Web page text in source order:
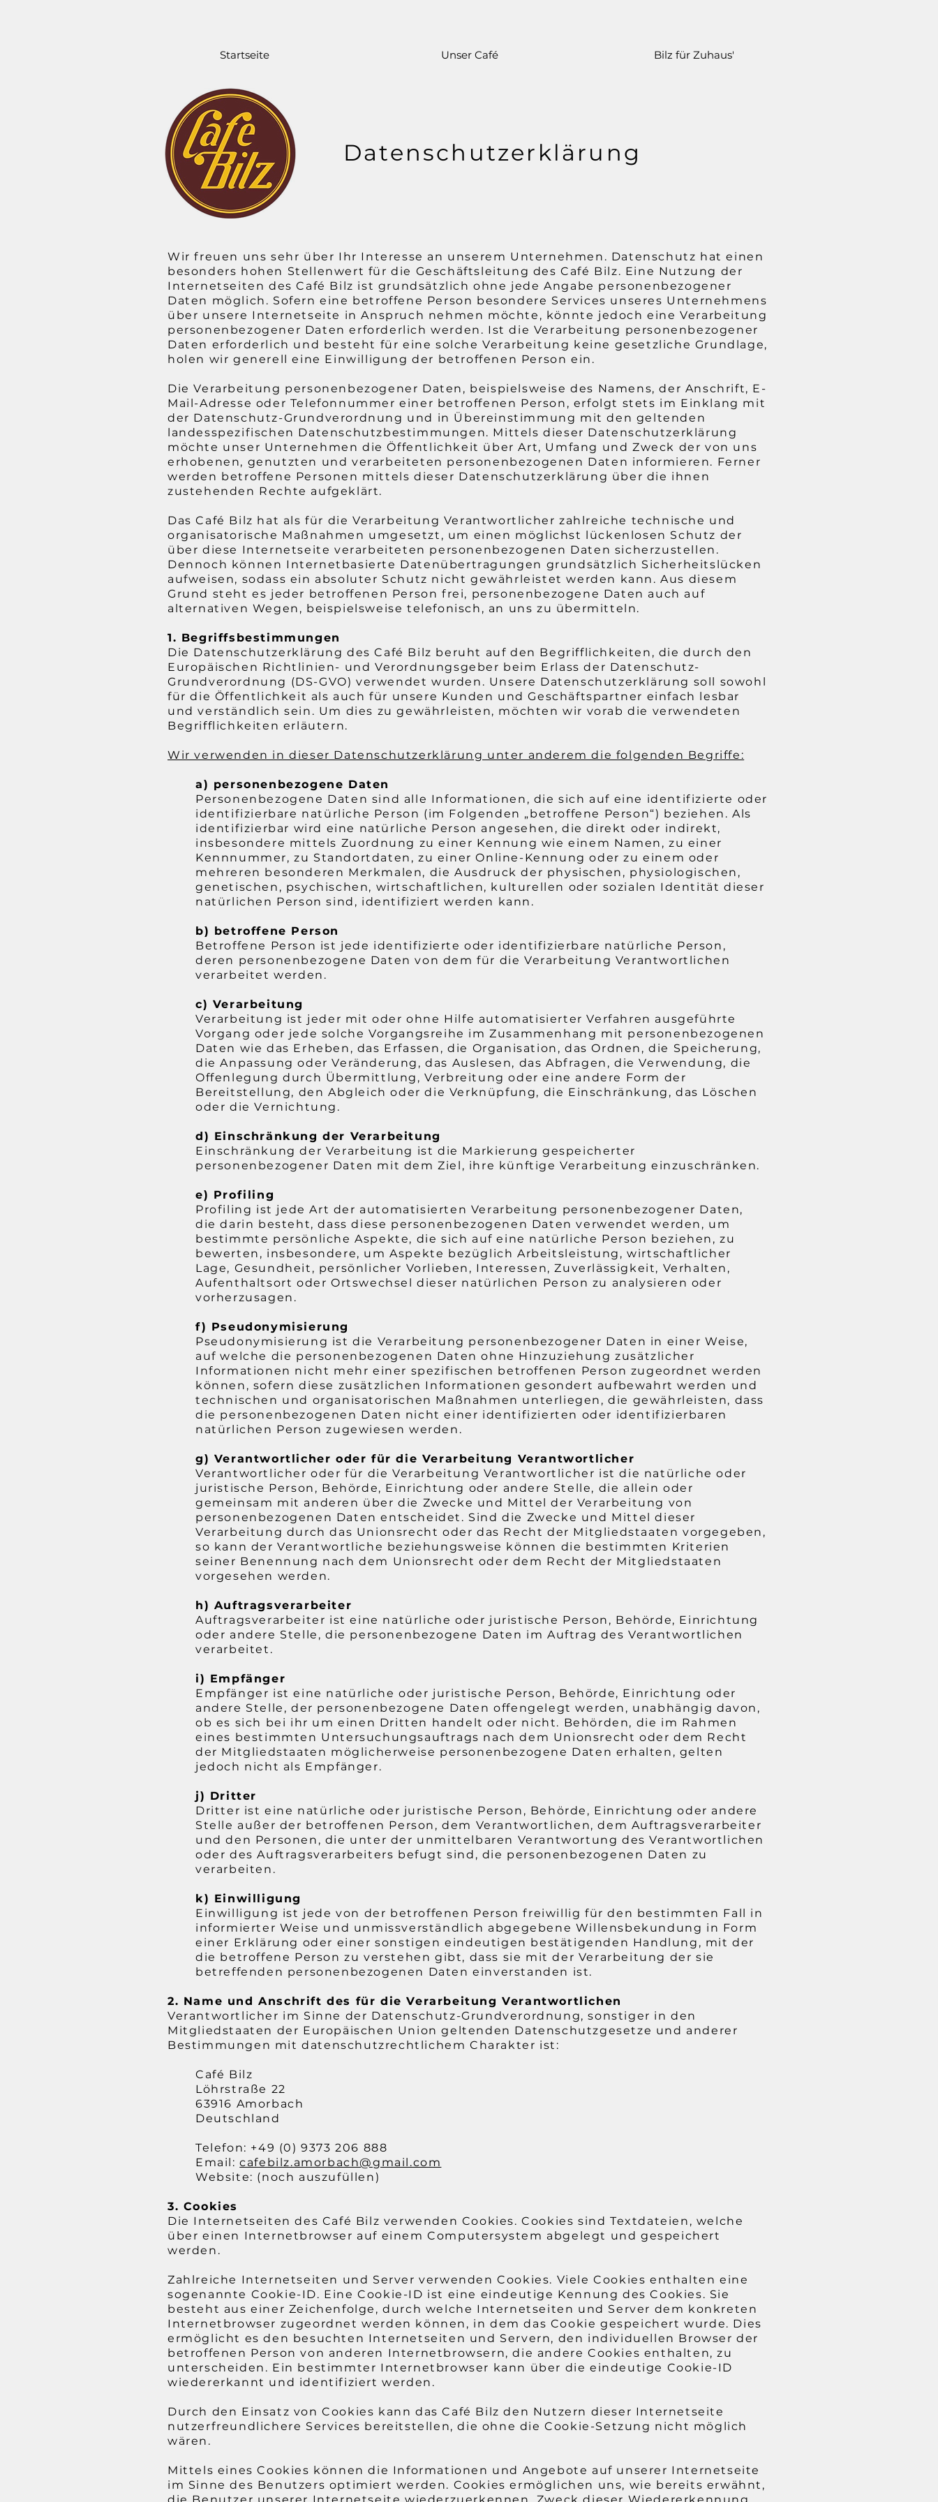
Startseite Unser Café Bilz für Zuhaus'
Datenschutzerklärung
Wir freuen uns sehr über Ihr Interesse an unserem Unternehmen. Datenschutz hat einen
besonders hohen Stellenwert für die Geschäftsleitung des Café Bilz. Eine Nutzung der
Internetseiten des Café Bilz ist grundsätzlich ohne jede Angabe personenbezogener
Daten möglich. Sofern eine betroffene Person besondere Services unseres Unternehmens
über unsere Internetseite in Anspruch nehmen möchte, könnte jedoch eine Verarbeitung
personenbezogener Daten erforderlich werden. Ist die Verarbeitung personenbezogener
Daten erforderlich und besteht für eine solche Verarbeitung keine gesetzliche Grundlage,
holen wir generell eine Einwilligung der betroffenen Person ein.
Die Verarbeitung personenbezogener Daten, beispielsweise des Namens, der Anschrift, E-
Mail-Adresse oder Telefonnummer einer betroffenen Person, erfolgt stets im Einklang mit
der Datenschutz-Grundverordnung und in Übereinstimmung mit den geltenden
landesspezifischen Datenschutzbestimmungen. Mittels dieser Datenschutzerklärung
möchte unser Unternehmen die Öffentlichkeit über Art, Umfang und Zweck der von uns
erhobenen, genutzten und verarbeiteten personenbezogenen Daten informieren. Ferner
werden betroffene Personen mittels dieser Datenschutzerklärung über die ihnen
zustehenden Rechte aufgeklärt.
Das Café Bilz hat als für die Verarbeitung Verantwortlicher zahlreiche technische und
organisatorische Maßnahmen umgesetzt, um einen möglichst lückenlosen Schutz der
über diese Internetseite verarbeiteten personenbezogenen Daten sicherzustellen.
Dennoch können Internetbasierte Datenübertragungen grundsätzlich Sicherheitslücken
aufweisen, sodass ein absoluter Schutz nicht gewährleistet werden kann. Aus diesem
Grund steht es jeder betroffenen Person frei, personenbezogene Daten auch auf
alternativen Wegen, beispielsweise telefonisch, an uns zu übermitteln.
1. Begriffsbestimmungen
Die Datenschutzerklärung des Café Bilz beruht auf den Begrifflichkeiten, die durch den
Europäischen Richtlinien- und Verordnungsgeber beim Erlass der Datenschutz-
Grundverordnung (DS-GVO) verwendet wurden. Unsere Datenschutzerklärung soll sowohl
für die Öffentlichkeit als auch für unsere Kunden und Geschäftspartner einfach lesbar
und verständlich sein. Um dies zu gewährleisten, möchten wir vorab die verwendeten
Begrifflichkeiten erläutern.
Wir verwenden in dieser Datenschutzerklärung unter anderem die folgenden Begriffe:
a) personenbezogene Daten
Personenbezogene Daten sind alle Informationen, die sich auf eine identifizierte oder
identifizierbare natürliche Person (im Folgenden „betroffene Person“) beziehen. Als
identifizierbar wird eine natürliche Person angesehen, die direkt oder indirekt,
insbesondere mittels Zuordnung zu einer Kennung wie einem Namen, zu einer
Kennnummer, zu Standortdaten, zu einer Online-Kennung oder zu einem oder
mehreren besonderen Merkmalen, die Ausdruck der physischen, physiologischen,
genetischen, psychischen, wirtschaftlichen, kulturellen oder sozialen Identität dieser
natürlichen Person sind, identifiziert werden kann.
b) betroffene Person
Betroffene Person ist jede identifizierte oder identifizierbare natürliche Person,
deren personenbezogene Daten von dem für die Verarbeitung Verantwortlichen
verarbeitet werden.
c) Verarbeitung
Verarbeitung ist jeder mit oder ohne Hilfe automatisierter Verfahren ausgeführte
Vorgang oder jede solche Vorgangsreihe im Zusammenhang mit personenbezogenen
Daten wie das Erheben, das Erfassen, die Organisation, das Ordnen, die Speicherung,
die Anpassung oder Veränderung, das Auslesen, das Abfragen, die Verwendung, die
Offenlegung durch Übermittlung, Verbreitung oder eine andere Form der
Bereitstellung, den Abgleich oder die Verknüpfung, die Einschränkung, das Löschen
oder die Vernichtung.
d) Einschränkung der Verarbeitung
Einschränkung der Verarbeitung ist die Markierung gespeicherter
personenbezogener Daten mit dem Ziel, ihre künftige Verarbeitung einzuschränken.
e) Profiling
Profiling ist jede Art der automatisierten Verarbeitung personenbezogener Daten,
die darin besteht, dass diese personenbezogenen Daten verwendet werden, um
bestimmte persönliche Aspekte, die sich auf eine natürliche Person beziehen, zu
bewerten, insbesondere, um Aspekte bezüglich Arbeitsleistung, wirtschaftlicher
Lage, Gesundheit, persönlicher Vorlieben, Interessen, Zuverlässigkeit, Verhalten,
Aufenthaltsort oder Ortswechsel dieser natürlichen Person zu analysieren oder
vorherzusagen.
f) Pseudonymisierung
Pseudonymisierung ist die Verarbeitung personenbezogener Daten in einer Weise,
auf welche die personenbezogenen Daten ohne Hinzuziehung zusätzlicher
Informationen nicht mehr einer spezifischen betroffenen Person zugeordnet werden
können, sofern diese zusätzlichen Informationen gesondert aufbewahrt werden und
technischen und organisatorischen Maßnahmen unterliegen, die gewährleisten, dass
die personenbezogenen Daten nicht einer identifizierten oder identifizierbaren
natürlichen Person zugewiesen werden.
g) Verantwortlicher oder für die Verarbeitung Verantwortlicher
Verantwortlicher oder für die Verarbeitung Verantwortlicher ist die natürliche oder
juristische Person, Behörde, Einrichtung oder andere Stelle, die allein oder
gemeinsam mit anderen über die Zwecke und Mittel der Verarbeitung von
personenbezogenen Daten entscheidet. Sind die Zwecke und Mittel dieser
Verarbeitung durch das Unionsrecht oder das Recht der Mitgliedstaaten vorgegeben,
so kann der Verantwortliche beziehungsweise können die bestimmten Kriterien
seiner Benennung nach dem Unionsrecht oder dem Recht der Mitgliedstaaten
vorgesehen werden.
h) Auftragsverarbeiter
Auftragsverarbeiter ist eine natürliche oder juristische Person, Behörde, Einrichtung
oder andere Stelle, die personenbezogene Daten im Auftrag des Verantwortlichen
verarbeitet.
i) Empfänger
Empfänger ist eine natürliche oder juristische Person, Behörde, Einrichtung oder
andere Stelle, der personenbezogene Daten offengelegt werden, unabhängig davon,
ob es sich bei ihr um einen Dritten handelt oder nicht. Behörden, die im Rahmen
eines bestimmten Untersuchungsauftrags nach dem Unionsrecht oder dem Recht
der Mitgliedstaaten möglicherweise personenbezogene Daten erhalten, gelten
jedoch nicht als Empfänger.
j) Dritter
Dritter ist eine natürliche oder juristische Person, Behörde, Einrichtung oder andere
Stelle außer der betroffenen Person, dem Verantwortlichen, dem Auftragsverarbeiter
und den Personen, die unter der unmittelbaren Verantwortung des Verantwortlichen
oder des Auftragsverarbeiters befugt sind, die personenbezogenen Daten zu
verarbeiten.
k) Einwilligung
Einwilligung ist jede von der betroffenen Person freiwillig für den bestimmten Fall in
informierter Weise und unmissverständlich abgegebene Willensbekundung in Form
einer Erklärung oder einer sonstigen eindeutigen bestätigenden Handlung, mit der
die betroffene Person zu verstehen gibt, dass sie mit der Verarbeitung der sie
betreffenden personenbezogenen Daten einverstanden ist.
2. Name und Anschrift des für die Verarbeitung Verantwortlichen
Verantwortlicher im Sinne der Datenschutz-Grundverordnung, sonstiger in den
Mitgliedstaaten der Europäischen Union geltenden Datenschutzgesetze und anderer
Bestimmungen mit datenschutzrechtlichem Charakter ist:
Café Bilz
Löhrstraße 22
63916 Amorbach
Deutschland
Telefon: +49 (0) 9373 206 888
Email:cafebilz.amorbach@gmail.com
Website: (noch auszufüllen)
3. Cookies
Die Internetseiten des Café Bilz verwenden Cookies. Cookies sind Textdateien, welche
über einen Internetbrowser auf einem Computersystem abgelegt und gespeichert
werden.
Zahlreiche Internetseiten und Server verwenden Cookies. Viele Cookies enthalten eine
sogenannte Cookie-ID. Eine Cookie-ID ist eine eindeutige Kennung des Cookies. Sie
besteht aus einer Zeichenfolge, durch welche Internetseiten und Server dem konkreten
Internetbrowser zugeordnet werden können, in dem das Cookie gespeichert wurde. Dies
ermöglicht es den besuchten Internetseiten und Servern, den individuellen Browser der
betroffenen Person von anderen Internetbrowsern, die andere Cookies enthalten, zu
unterscheiden. Ein bestimmter Internetbrowser kann über die eindeutige Cookie-ID
wiedererkannt und identifiziert werden.
Durch den Einsatz von Cookies kann das Café Bilz den Nutzern dieser Internetseite
nutzerfreundlichere Services bereitstellen, die ohne die Cookie-Setzung nicht möglich
wären.
Mittels eines Cookies können die Informationen und Angebote auf unserer Internetseite
im Sinne des Benutzers optimiert werden. Cookies ermöglichen uns, wie bereits erwähnt,